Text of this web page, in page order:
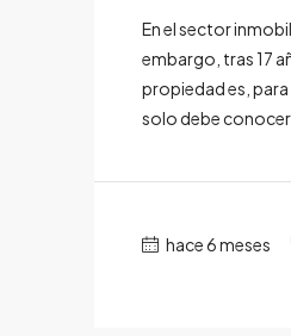
En el sector
embargo, tras 17
propiedad es,
solo debe conocer
hace 6 meses